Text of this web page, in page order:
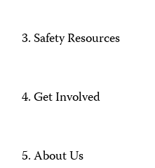
Safety Resources
Get Involved
About Us